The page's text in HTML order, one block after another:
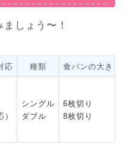
しょう〜！
応 種類 食パンの大きさ
）
シングル
ダブル
6枚切り
8枚切り